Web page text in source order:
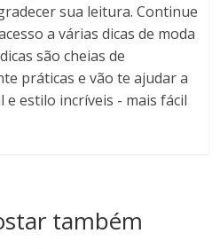
sua leitura. Continue
a várias dicas de moda
são cheias de
práticas e vão te ajudar a
estilo incríveis - mais fácil
também